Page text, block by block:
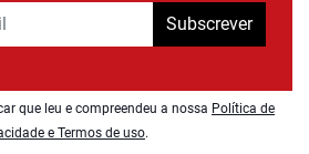
Subscrever
que leu e compreendeu a nossa Política de
e Termos de uso.